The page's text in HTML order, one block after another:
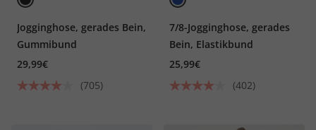
Jogginghose, gerades Bein,
Gummibund
29,99€
(705)
7/8-Jogginghose, gerades
Bein, Elastikbund
25,99€
(402)